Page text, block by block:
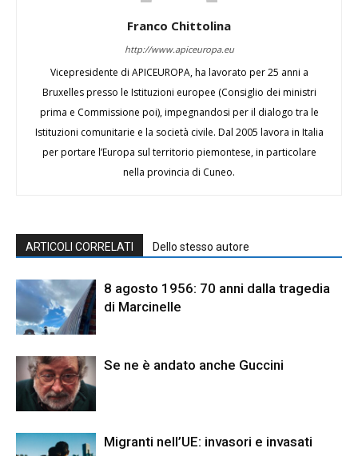
Franco Chittolina
http://www.apiceuropa.eu
Vicepresidente di APICEUROPA, ha lavorato per 25 anni a
Bruxelles presso le Istituzioni europee (Consiglio dei ministri
prima e Commissione poi), impegnandosi per il dialogo tra le
Istituzioni comunitarie e la società civile. Dal 2005 lavora in Italia
per portare l’Europa sul territorio piemontese, in particolare
nella provincia di Cuneo.
ARTICOLI CORRELATI Dello stesso autore
8 agosto 1956: 70 anni dalla tragedia
di Marcinelle
Se ne è andato anche Guccini
Migranti nell’UE: invasori e invasati